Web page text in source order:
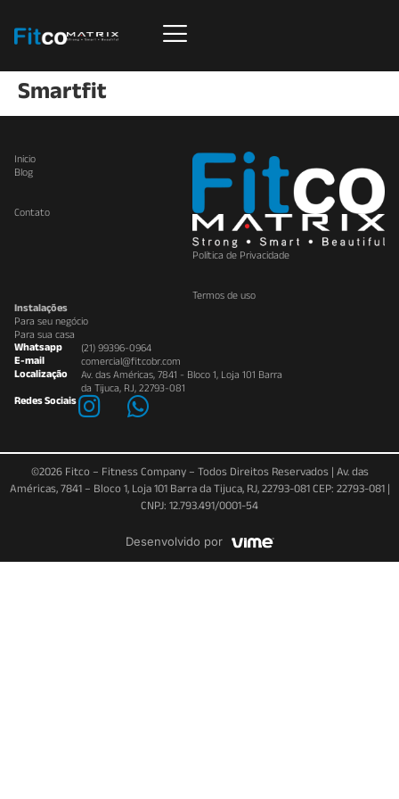
Smartfit
Inicio
Blog
Contato
Instalações
Para seu negócio
Para sua casa
Whatsapp
(21) 99396-0964
E-mail
comercial@fitcobr.com
Localização
Av. das Américas, 7841 - Bloco 1, Loja 101 Barra
da Tijuca, RJ, 22793-081
Redes Sociais
Política de Privacidade
Termos de uso
©2026 Fitco – Fitness Company – Todos Direitos Reservados | Av. das
Américas, 7841 – Bloco 1, Loja 101 Barra da Tijuca, RJ, 22793-081 CEP: 22793-081 |
CNPJ: 12.793.491/0001-54
Desenvolvido por